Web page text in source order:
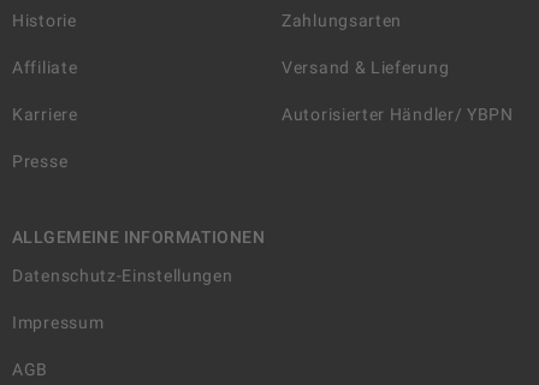
Historie
Affiliate
Karriere
Presse
Zahlungsarten
Versand & Lieferung
Autorisierter Händler/ YBPN
ALLGEMEINE INFORMATIONEN
Datenschutz-Einstellungen
Impressum
AGB